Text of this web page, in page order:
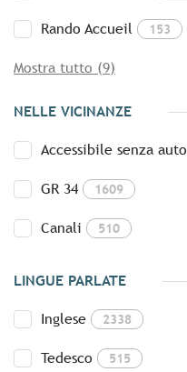
Rando Accueil 153
Mostra tutto (9)
NELLE VICINANZE
Accessibile senza auto
GR 34 1609
Canali 510
LINGUE PARLATE
Inglese 2338
Tedesco 515